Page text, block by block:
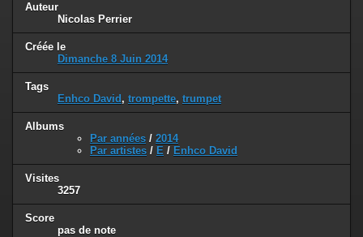
Auteur
Nicolas Perrier
Créée le
Dimanche 8 Juin 2014
Tags
Enhco David , trompette, trumpet
Albums
Par années / 2014
Par artistes / E / Enhco David
Visites
3257
Score
pas de note